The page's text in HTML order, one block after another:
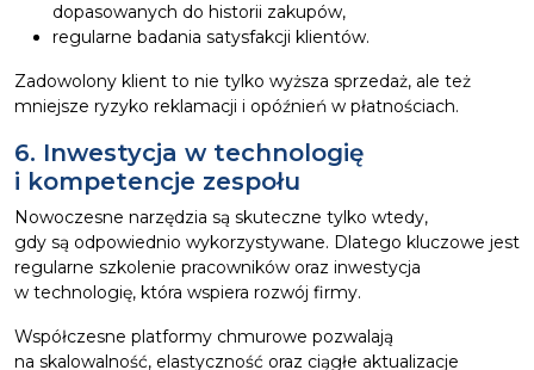
dopasowanych do historii zakupów,
regularne badania satysfakcji klientów.
Zadowolony klient to nie tylko wyższa sprzedaż, ale też
mniejsze ryzyko reklamacji i opóźnień w płatnościach.
6. Inwestycja w technologię
i kompetencje zespołu
Nowoczesne narzędzia są skuteczne tylko wtedy,
gdy są odpowiednio wykorzystywane. Dlatego kluczowe jest
regularne szkolenie pracowników oraz inwestycja
w technologię, która wspiera rozwój firmy.
Współczesne platformy chmurowe pozwalają
na skalowalność, elastyczność oraz ciągłe aktualizacje